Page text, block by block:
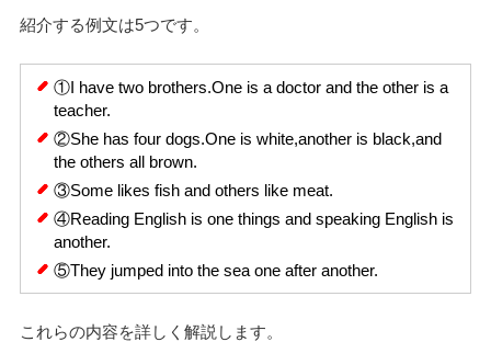
紹介する例文は5つです。
①I have two brothers.One is a doctor and the other is a
teacher.
②She has four dogs.One is white,another is black,and
the others all brown.
③Some likes fish and others like meat.
④Reading English is one things and speaking English is
another.
⑤They jumped into the sea one after another.
これらの内容を詳しく解説します。